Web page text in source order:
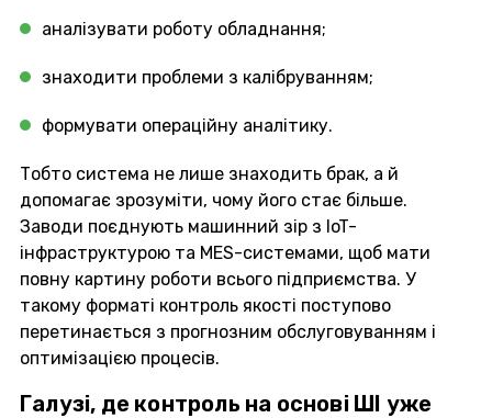
аналізувати роботу обладнання;
знаходити проблеми з калібруванням;
формувати операційну аналітику.
Тобто система не лише знаходить брак, а й
допомагає зрозуміти, чому його стає більше.
Заводи поєднують машинний зір з IoT-
інфраструктурою та MES-системами, щоб мати
повну картину роботи всього підприємства. У
такому форматі контроль якості поступово
перетинається з прогнозним обслуговуванням і
оптимізацією процесів.
Галузі, де контроль на основі ШІ уже